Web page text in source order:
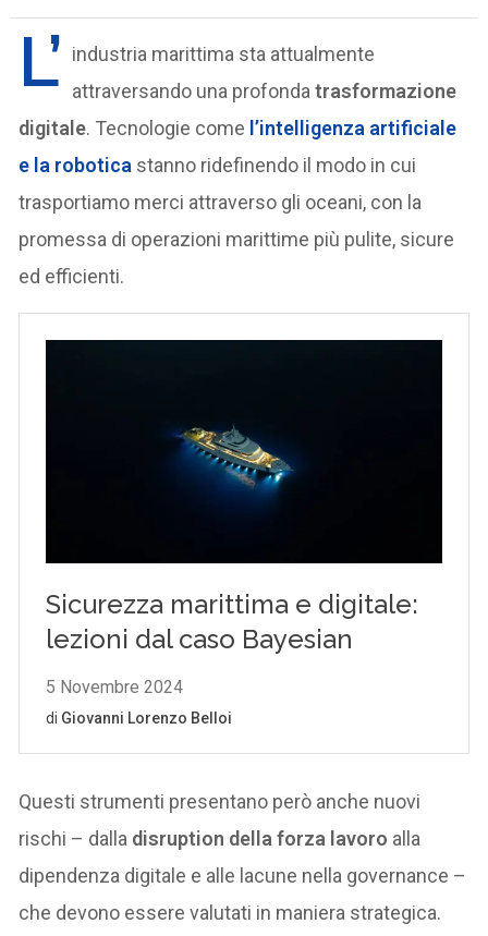
L’ industria marittima sta attualmente
attraversando una profondatrasformazione
digitale. Tecnologie come l’intelligenza artificiale
e la robotica stanno ridefinendo il modo in cui
trasportiamo merci attraverso gli oceani, con la
promessa di operazioni marittime più pulite, sicure
ed efficienti.
Questi strumenti presentano però anche nuovi
rischi – dalla disruption della forza lavoro alla
dipendenza digitale e alle lacune nella governance –
che devono essere valutati in maniera strategica.